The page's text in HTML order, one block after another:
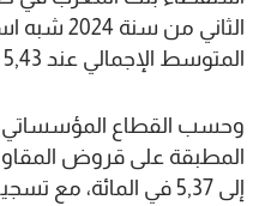
الثاني من
المتوسط الإجمالي عند 5,43 في المائة.
وحسب القطاع المؤسساتي،